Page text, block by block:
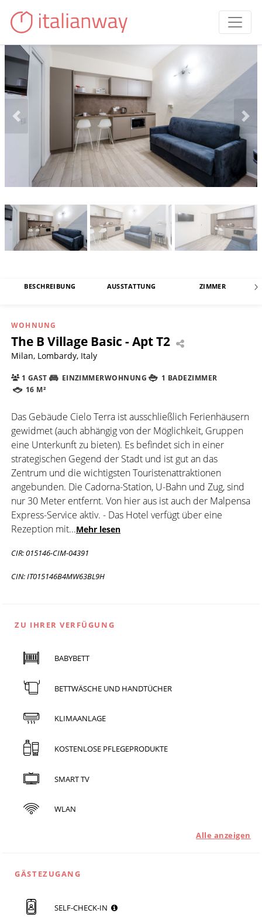
BESCHREIBUNG AUSSTATTUNG ZIMMER
WOHNUNG
The B Village Basic - Apt T2
Milan, Lombardy, Italy
1 GAST EINZIMMERWOHNUNG
1 BADEZIMMER
16 M²
Das Gebäude Cielo Terra ist ausschließlich Ferienhäusern
gewidmet (auch abhängig von der Möglichkeit, Gruppen
eine Unterkunft zu bieten). Es befindet sich in einer
strategischen Gegend der Stadt und ist gut an das
Zentrum und die wichtigsten Touristenattraktionen
angebunden. Die Cadorna-Station, U-Bahn und Zug, sind
nur 30 Meter entfernt. Von hier aus ist auch der Malpensa
Express-Service aktiv. - Das Hotel verfügt über eine
Rezeption mit...Mehr lesen
CIR: 015146-CIM-04391
CIN: IT015146B4MW63BL9H
ZU IHRER VERFÜGUNG
BABYBETT
BETTWÄSCHE UND HANDTÜCHER
KLIMAANLAGE
KOSTENLOSE PFLEGEPRODUKTE
SMART TV
WLAN
Alle anzeigen
GÄSTEZUGANG
SELF-CHECK-IN